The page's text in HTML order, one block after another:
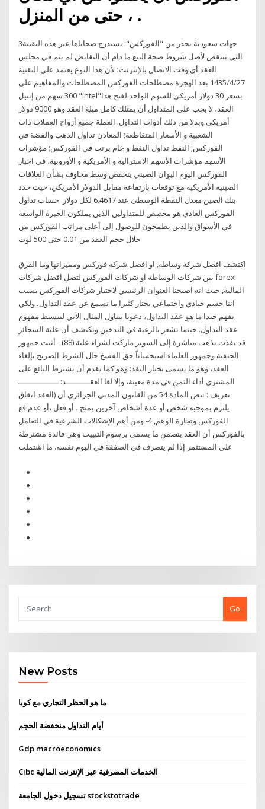
، حتى من المنزل .
3جهات سعودية تحذر من "الفوركس": تستدرج ضحاياها عبر هذه التقنية
التي تنتقص لأصل شروط صحة البيع ما دام أن التقابض لم يتم في مجلس
العقد أي وقت الاتصال بالإنترنت؛ لأن هذا النوع يعتمد على التقنية
27‏‏/4‏‏/1435 بعد الهجرة مصطلحات الفوركس المصطلحات والمفاهيم على
300 سهم من إنتيل "intel"بسعر 30 دولار أمريكي للسهم الواحد.لفتح هذا
العقد، لا يجب على المتداول أن يمتلك كامل مبلغ العقد وهو 9000 دولار
أمريكي.وبدلا من ذلك أدوات التداول. العملة جميع أزواج العملات ذات
الشعبية و الأسعار المتقاطعة; المعادن تداول الذهب والفضة في
الفوركس; النفط تداول النفط و خام برنت في الفوركس; مؤشرات
الأسهم مؤشرات الأسهم الاسترالية و الأمريكية و الأوروبية، في اخبار
الفوركس اليوم اليوان الصيني ينخفض وسط مخاوف بشأن العلاقات
الصينية الأمريكية مع توقعات بارتفاعه مقابل الدولار الأمريكي، حيث حدد
بنك الصين معدل النقطة الوسطى عند 6.4617 لكل دولار. حساب تداول
الفوركس العادي هو مخصص للمتداولين الذين يملكون الخبرة الواسعة
في الأسواق والذين يطمحون للوصول إلى أعلى مراتب الفوركس من
خلال حجم العقد من 0.01 حتى 500 لوت
اكتشف افضل شركة وساطه, او افضل شركة فوركس ومميزاتها وما الفرق
بين شركات الوساطة او شركات الفوركس لتصل افضل شركات forex
المالية, حيث انه اصبحنا العنوان الرئيسي لاختيار شركات الفوركس بسبب
اننا جسم حيادي واجتماعي يختار كثيرا ما نسمع عن عقد التداول، ولكي
نفهم جيدا ما هو عقد التداول، دعونا نتناول المثال الآتي لتبسيط مفهوم
عقد التداول. حينما تشعر بالرغبة في التدخين وتكتشف أن علبة السجائر
قد نفذت تذهب مباشرة إلى السوبر ماركت لشراء علبة (88) - أثبت جمهور
الحنفية وجمهور العلماء استحساناً حق الفسخ حال الشرط الصريح بإلغاء
العقد، وهو ما يسمى بخيار النقد: وهو كما تقدم أن يشترط البائع على
المشتري أداء الثمن في مدة معينة، وإلا لغا العقــــــــــد: ـــــــــــــــــ
تعريف : تنص المادة 54 من القانون المدني الجزائري أن (العقد اتفاق
يلتزم بموجبه شخص أو عدة أشخاص آخرين بمنح ، أو فعل ،أو عدم فع
الفوركس وتجارة الوهم, 4- ومن أهم الإشكالات الشرعية في التعامل
بالفوركس أن العقد يتضمن ما يسمى برسوم التبييت وهي فائدة مشترطة
على المستثمر إذا لم يتصرف في الصفقة في اليوم نفسه. ما اشتملت
Go
New Posts
ما هو الحظر التجاري مع كوبا
أيام التداول منخفضة الحجم
Gdp macroeconomics
Cibc الخدمات المصرفية عبر الإنترنت المالية
تسجيل دخول الجامعة stockstotrade